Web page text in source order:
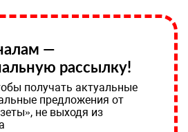
—
рассылку!
получать актуальные
предложения от
не выходя из